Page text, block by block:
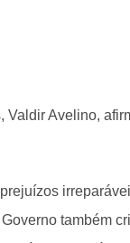
Avelino,
também